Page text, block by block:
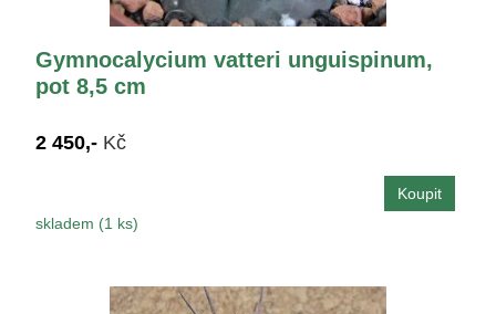
Gymnocalycium vatteri unguispinum,
pot 8,5 cm
2 450,- Kč
skladem (1 ks)